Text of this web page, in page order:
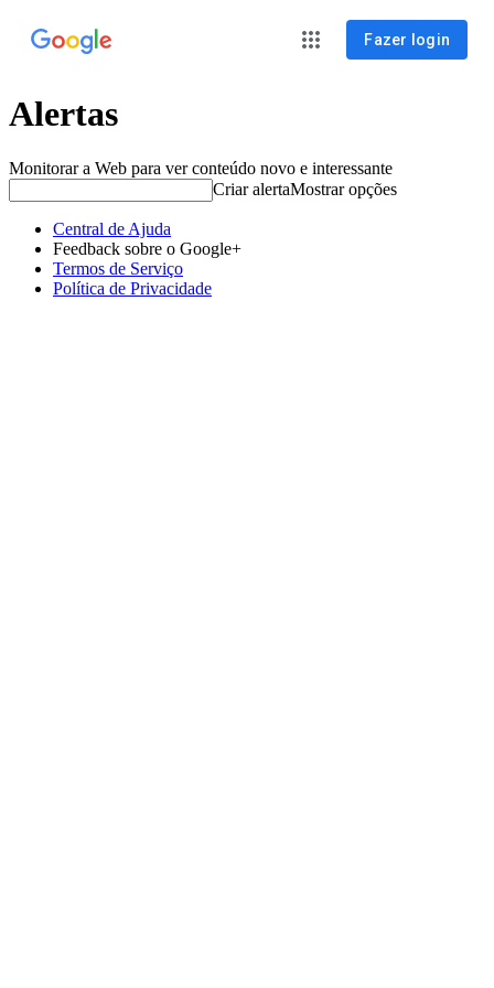
Fazer login
Alertas
Monitorar a Web para ver conteúdo novo e interessante
Criar alertaMostrar opções
Central de Ajuda
Feedback sobre o Google+
Termos de Serviço
Política de Privacidade